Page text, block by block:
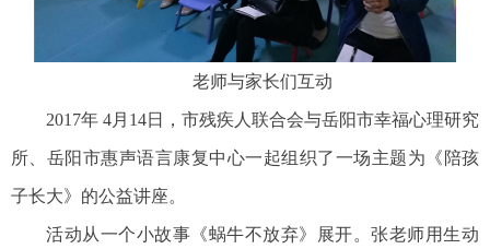
老师与家长们互动
2017年 4月14日，市残疾人联合会与岳阳市幸福心理研究
所、岳阳市惠声语言康复中心一起组织了一场主题为《陪孩
子长大》的公益讲座。
活动从一个小故事《蜗牛不放弃》展开。张老师用生动